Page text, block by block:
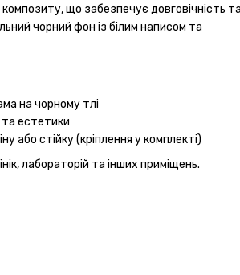
що забезпечує довговічність та
чорний фон із білим написом та
на чорному тлі
та естетики
або стійку (кріплення у комплекті)
лабораторій та інших приміщень.